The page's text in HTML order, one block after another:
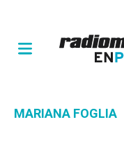
MARIANA FOGLIA